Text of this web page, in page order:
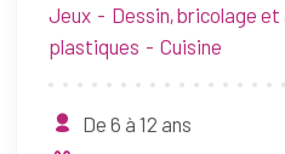
Jeux
Dessin, bricolage
plastiques
Cuisine
De 6 à 12 ans